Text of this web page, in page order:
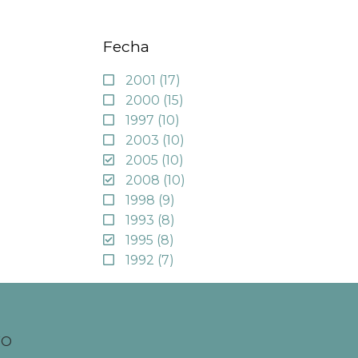
Fecha
2001 (17)
2000 (15)
1997 (10)
2003 (10)
2005 (10)
2008 (10)
1998 (9)
1993 (8)
1995 (8)
1992 (7)